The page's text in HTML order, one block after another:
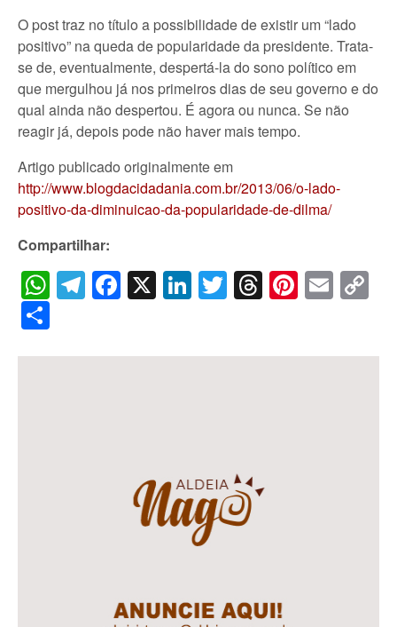
O post traz no título a possibilidade de existir um “lado
positivo” na queda de popularidade da presidente. Trata-
se de, eventualmente, despertá-la do sono político em
que mergulhou já nos primeiros dias de seu governo e do
qual ainda não despertou. É agora ou nunca. Se não
reagir já, depois pode não haver mais tempo.
Artigo publicado originalmente em
http://www.blogdacidadania.com.br/2013/06/o-lado-
positivo-da-diminuicao-da-popularidade-de-dilma/
Compartilhar:
WhatsApp
Telegram
Facebook
X LinkedIn
Twitter
Threads